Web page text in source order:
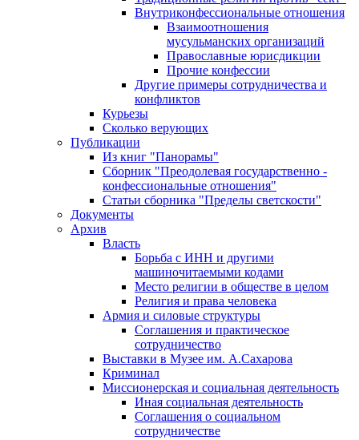
Внутриконфессиональные отношения
Взаимоотношения
мусульманских организаций
Православные юрисдикции
Прочие конфессии
Другие примеры сотрудничества и
конфликтов
Курьезы
Сколько верующих
Публикации
Из книг "Панорамы"
Сборник "Преодолевая государственно -
конфессиональные отношения"
Статьи сборника "Пределы светскости"
Документы
Архив
Власть
Борьба с ИНН и другими
машиночитаемыми кодами
Место религии в обществе в целом
Религия и права человека
Армия и силовые структуры
Соглашения и практическое
сотрудничество
Выставки в Музее им. А.Сахарова
Криминал
Миссионерская и социальная деятельность
Иная социальная деятельность
Соглашения о социальном
сотрудничестве